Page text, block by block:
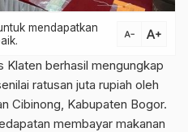
mendapatkan
text_decrease text_increase
Klaten berhasil mengungkap
ratusan juta rupiah oleh
Cibinong, Kabupaten Bogor.
membayar makanan